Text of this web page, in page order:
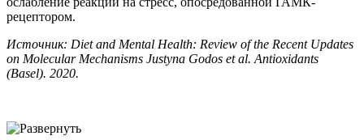
рецептором.
Источник: Diet and Mental Health: Review of the Recent Updates
on Molecular Mechanisms Justyna Godos et al. Antioxidants
(Basel). 2020.